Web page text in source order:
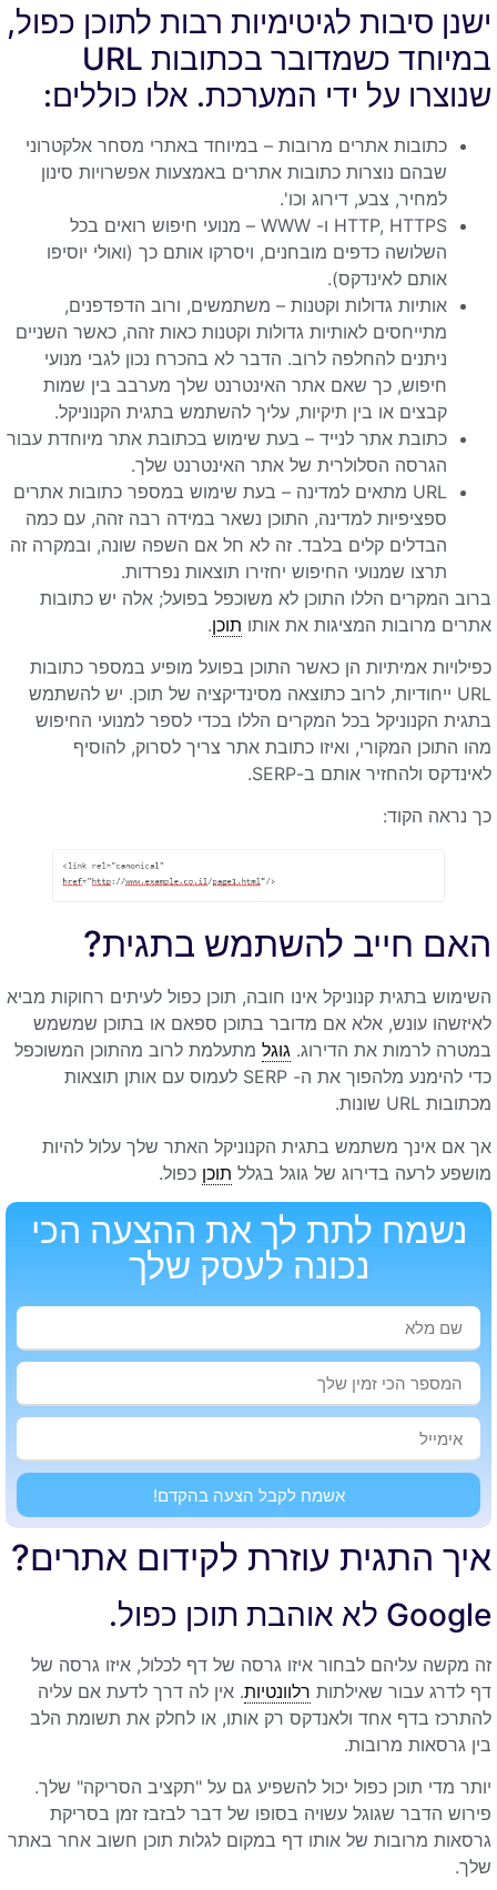
ישנן סיבות לגיטימיות רבות לתוכן כפול,
במיוחד כשמדובר בכתובות URL
שנוצרו על ידי המערכת. אלו כוללים:
כתובות אתרים מרובות – במיוחד באתרי מסחר אלקטרוני
שבהם נוצרות כתובות אתרים באמצעות אפשרויות סינון
למחיר, צבע, דירוג וכו'.
HTTP, HTTPS ו- WWW – מנועי חיפוש רואים בכל
השלושה כדפים מובחנים, ויסרקו אותם כך (ואולי יוסיפו
אותם לאינדקס).
אותיות גדולות וקטנות – משתמשים, ורוב הדפדפנים,
מתייחסים לאותיות גדולות וקטנות כאות זהה, כאשר השניים
ניתנים להחלפה לרוב. הדבר לא בהכרח נכון לגבי מנועי
חיפוש, כך שאם אתר האינטרנט שלך מערבב בין שמות
קבצים או בין תיקיות, עליך להשתמש בתגית הקנוניקל.
כתובת אתר לנייד – בעת שימוש בכתובת אתר מיוחדת עבור
הגרסה הסלולרית של אתר האינטרנט שלך.
URL מתאים למדינה – בעת שימוש במספר כתובות אתרים
ספציפיות למדינה, התוכן נשאר במידה רבה זהה, עם כמה
הבדלים קלים בלבד. זה לא חל אם השפה שונה, ובמקרה זה
תרצו שמנועי החיפוש יחזירו תוצאות נפרדות.
ברוב המקרים הללו התוכן לא משוכפל בפועל; אלה יש כתובות
אתרים מרובות המציגות את אותו תוכן.
כפילויות אמיתיות הן כאשר התוכן בפועל מופיע במספר כתובות
URL ייחודיות, לרוב כתוצאה מסינדיקציה של תוכן. יש להשתמש
בתגית הקנוניקל בכל המקרים הללו בכדי לספר למנועי החיפוש
מהו התוכן המקורי, ואיזו כתובת אתר צריך לסרוק, להוסיף
לאינדקס ולהחזיר אותם ב-SERP.
כך נראה הקוד:
האם חייב להשתמש בתגית?
השימוש בתגית קנוניקל אינו חובה, תוכן כפול לעיתים רחוקות מביא
לאיזשהו עונש, אלא אם מדובר בתוכן ספאם או בתוכן שמשמש
במטרה לרמות את הדירוג. גוגל מתעלמת לרוב מהתוכן המשוכפל
כדי להימנע מלהפוך את ה- SERP לעמוס עם אותן תוצאות
מכתובות URL שונות.
אך אם אינך משתמש בתגית הקנוניקל האתר שלך עלול להיות
מושפע לרעה בדירוג של גוגל בגלל תוכן כפול.
נשמח לתת לך את ההצעה הכי
נכונה לעסק שלך
אשמח לקבל הצעה בהקדם!
איך התגית עוזרת לקידום אתרים?
Google לא אוהבת תוכן כפול.
זה מקשה עליהם לבחור איזו גרסה של דף לכלול, איזו גרסה של
דף לדרג עבור שאילתות רלוונטיות. אין לה דרך לדעת אם עליה
להתרכז בדף אחד ולאנדקס רק אותו, או לחלק את תשומת הלב
בין גרסאות מרובות.
יותר מדי תוכן כפול יכול להשפיע גם על "תקציב הסריקה" שלך.
פירוש הדבר שגוגל עשויה בסופו של דבר לבזבז זמן בסריקת
גרסאות מרובות של אותו דף במקום לגלות תוכן חשוב אחר באתר
שלך.